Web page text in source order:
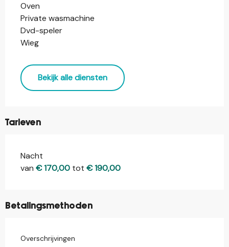
Oven
Private wasmachine
Dvd-speler
Wieg
Bekijk alle diensten
Tarieven
Tarieven 2026
Nacht
van € 170,00 tot € 190,00
Betalingsmethoden
Overschrijvingen